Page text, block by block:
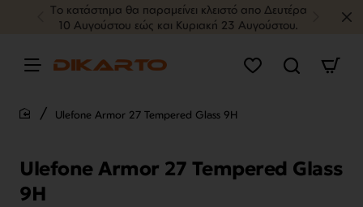
Tο κατάστημα θα παραμείνει κλειστό απο Δευτέρα
10 Αυγούστου εώς και Κυριακή 23 Αυγούστου.
Ulefone Armor 27 Tempered Glass
9H
Ulefone Armor 27 Tempered Glass 9H